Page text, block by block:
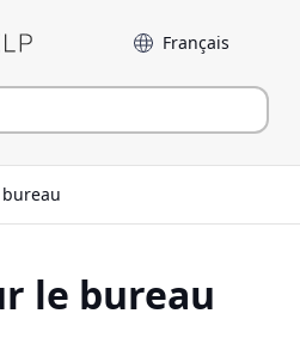
Langue
le bureau